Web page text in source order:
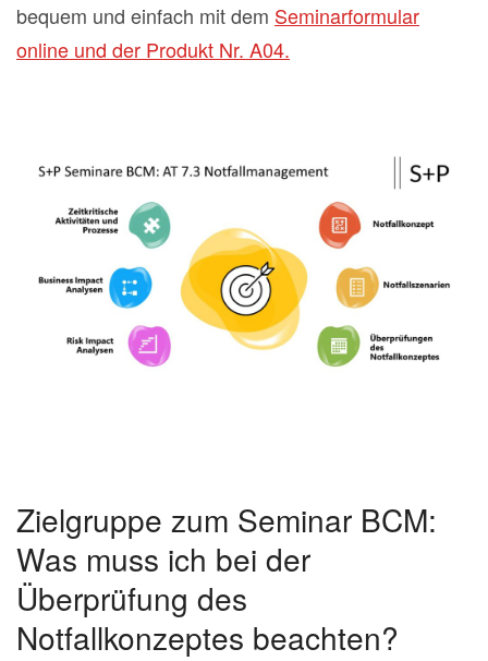
bequem und einfach mit dem Seminarformular
online und der Produkt Nr. A04.
Zielgruppe zum Seminar BCM:
Was muss ich bei der
Überprüfung des
Notfallkonzeptes beachten?